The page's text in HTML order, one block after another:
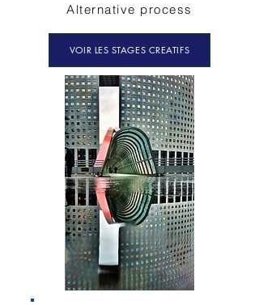
Alternative process
VOIR LES STAGES CREATIFS